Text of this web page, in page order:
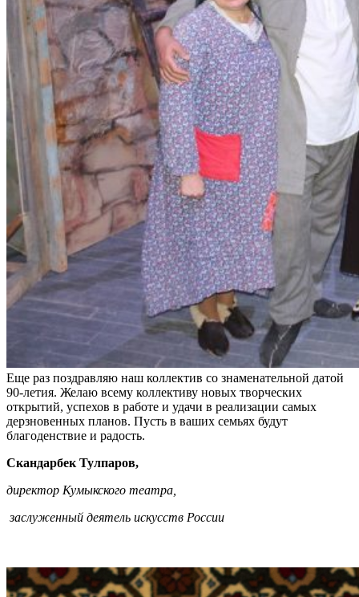
Еще раз поздравляю наш коллектив со знаменательной датой
90-летия. Желаю всему коллективу новых творческих
открытий, успехов в работе и удачи в реализации самых
дерзновенных планов. Пусть в ваших семьях будут
благоденствие и радость.
Скандарбек Тулпаров,
директор Кумыкского театра,
заслуженный деятель искусств России